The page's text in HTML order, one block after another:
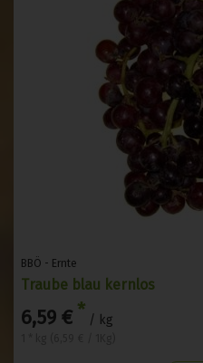
BBÖ - Ernte
Traube blau kernlos
6,59 € * / kg